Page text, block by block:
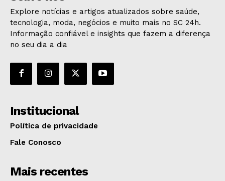
Explore notícias e artigos atualizados sobre saúde,
tecnologia, moda, negócios e muito mais no SC 24h.
Informação confiável e insights que fazem a diferença
no seu dia a dia
Institucional
Política de privacidade
Fale Conosco
Mais recentes